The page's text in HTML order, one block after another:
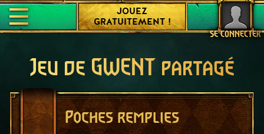
SE CONNECTER
JOUEZ
GRATUITEMENT !
Jeu de GWENT partagé
Poches remplies